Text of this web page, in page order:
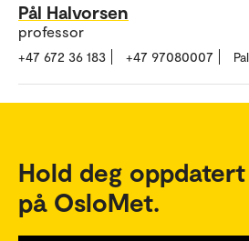
Pål Halvorsen
professor
+47 672 36 183 +47 97080007
Hold deg
på OsloMet.